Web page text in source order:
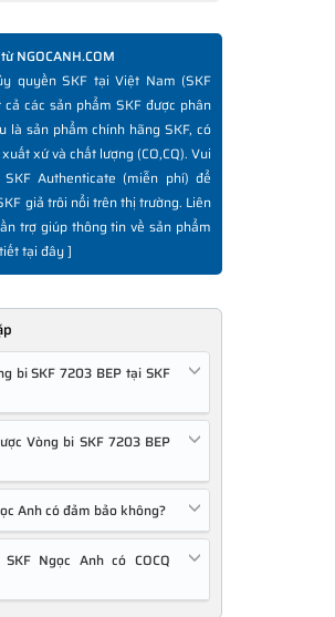
NGOCANH.COM
quyền SKF tại Việt Nam (SKF
các sản phẩm SKF được phân
là sản phẩm chính hãng SKF, có
xứ và chất lượng (CO,CQ). Vui
Authenticate (miễn phí) để
giả trôi nổi trên thị trường. Liên
trợ giúp thông tin về sản phẩm
tại đây]
bi SKF 7203 BEP tại SKF
Vòng bi SKF 7203 BEP
Anh có đảm bảo không?
Ngọc Anh có COCQ